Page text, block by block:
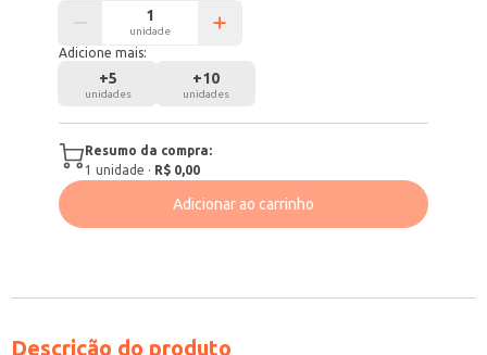
unidade
Adicione mais:
+5
unidades
+10
unidades
Resumo da compra:
1 unidade · R$ 0,00
Adicionar ao carrinho
Descrição do produto